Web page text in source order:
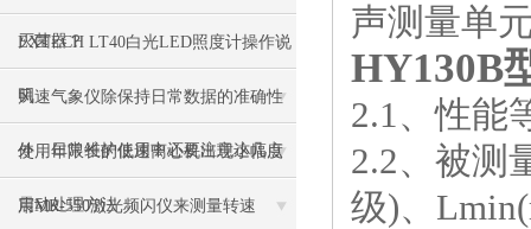
灭菌器？
EXTECH LT40白光LED照度计操作说
明
风速气象仪除保持日常数据的准确性
外，日常维护使用中还要注意这几点
使用年限长的低速离心机出现小幅度
震动处理方法
用MR-550激光频闪仪来测量转速
声测量单
HY130B
2.1、性能
2.2、被测
级)、